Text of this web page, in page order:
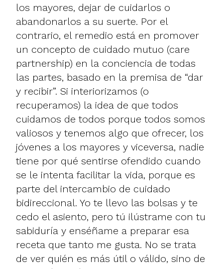
los mayores, dejar de cuidarlos o
abandonarlos a su suerte. Por el
contrario, el remedio está en promover
un concepto de cuidado mutuo (care
partnership) en la conciencia de todas
las partes, basado en la premisa de “dar
y recibir”. Si interiorizamos (o
recuperamos) la idea de que todos
cuidamos de todos porque todos somos
valiosos y tenemos algo que ofrecer, los
jóvenes a los mayores y viceversa, nadie
tiene por qué sentirse ofendido cuando
se le intenta facilitar la vida, porque es
parte del intercambio de cuidado
bidireccional. Yo te llevo las bolsas y te
cedo el asiento, pero tú ilústrame con tu
sabiduría y enséñame a preparar esa
receta que tanto me gusta. No se trata
de ver quién es más útil o válido, sino de